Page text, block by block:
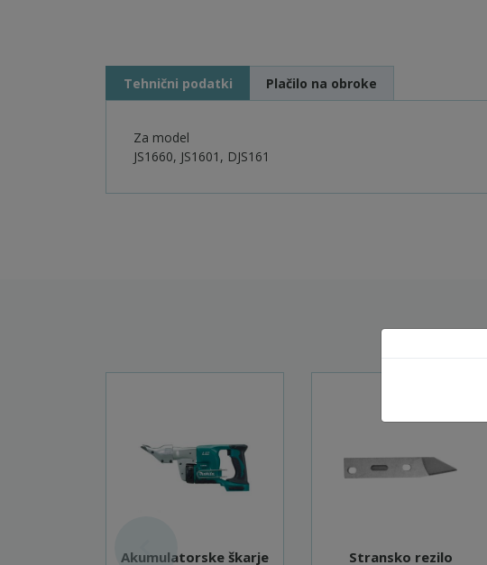
Tehnični podatki Plačilo na obroke
Za model
JS1660, JS1601, DJS161
Akumulatorske škarje
Stransko rezilo